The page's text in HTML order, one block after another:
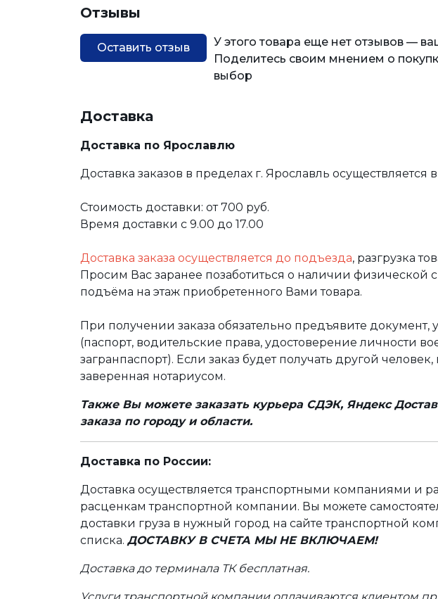
Отзывы
Оставить отзыв
У этого товара еще нет отзывов —
Поделитесь своим мнением о
выбор
Доставка
Доставка по Ярославлю
Доставка заказов в пределах г. Ярославль осуществляется
Стоимость доставки: от 700 руб.
Время доставки с 9.00 до 17.00
Доставка заказа осуществляется до подъезда, разгрузка
Просим Вас заранее позаботиться о наличии физической
подъёма на этаж приобретенного Вами товара.
При получении заказа обязательно предъявите
(паспорт, водительские права, удостоверение личности
загранпаспорт). Если заказ будет получать другой
заверенная нотариусом.
Также Вы можете заказать курьера СДЭК, Яндекс
заказа по городу и области.
Доставка по России:
Доставка осуществляется транспортными компаниями и
расценкам транспортной компании. Вы можете
доставки груза в нужный город на сайте транспортной
списка. ДОСТАВКУ В СЧЕТА МЫ НЕ ВКЛЮЧАЕМ!
Доставка до терминала ТК бесплатная.
Услуги транспортной компании оплачиваются клиентом